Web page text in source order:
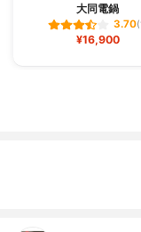
大同電鍋
3.70
¥16,900